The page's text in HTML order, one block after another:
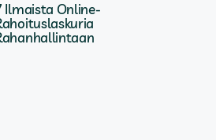
Ilmaista Online-